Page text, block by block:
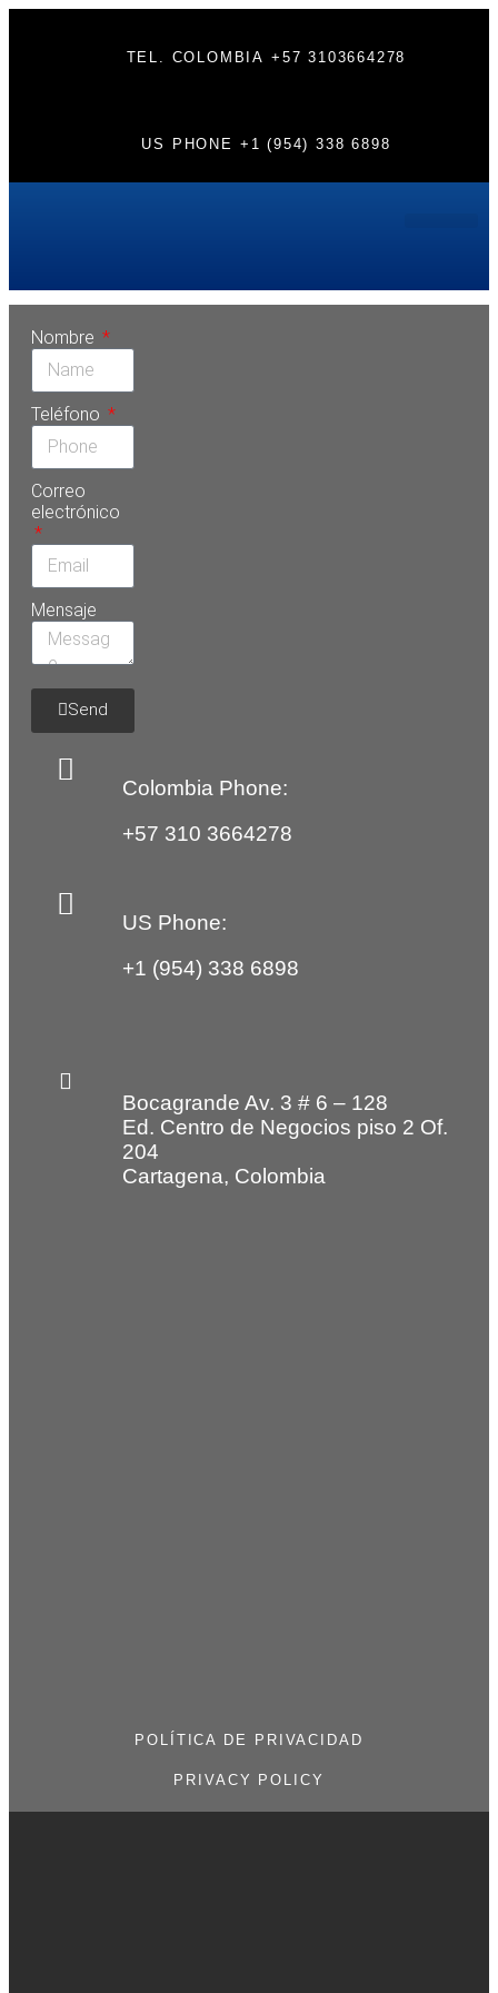
TEL. COLOMBIA +57 3103664278
US PHONE +1 (954) 338 6898
Nombre
Teléfono
Correo
electrónico
Mensaje
Send
Colombia Phone:
+57 310 3664278
US Phone:
+1 (954) 338 6898
Bocagrande Av. 3 # 6 – 128
Ed. Centro de Negocios piso 2 Of.
204
Cartagena, Colombia
POLÍTICA DE PRIVACIDAD
PRIVACY POLICY